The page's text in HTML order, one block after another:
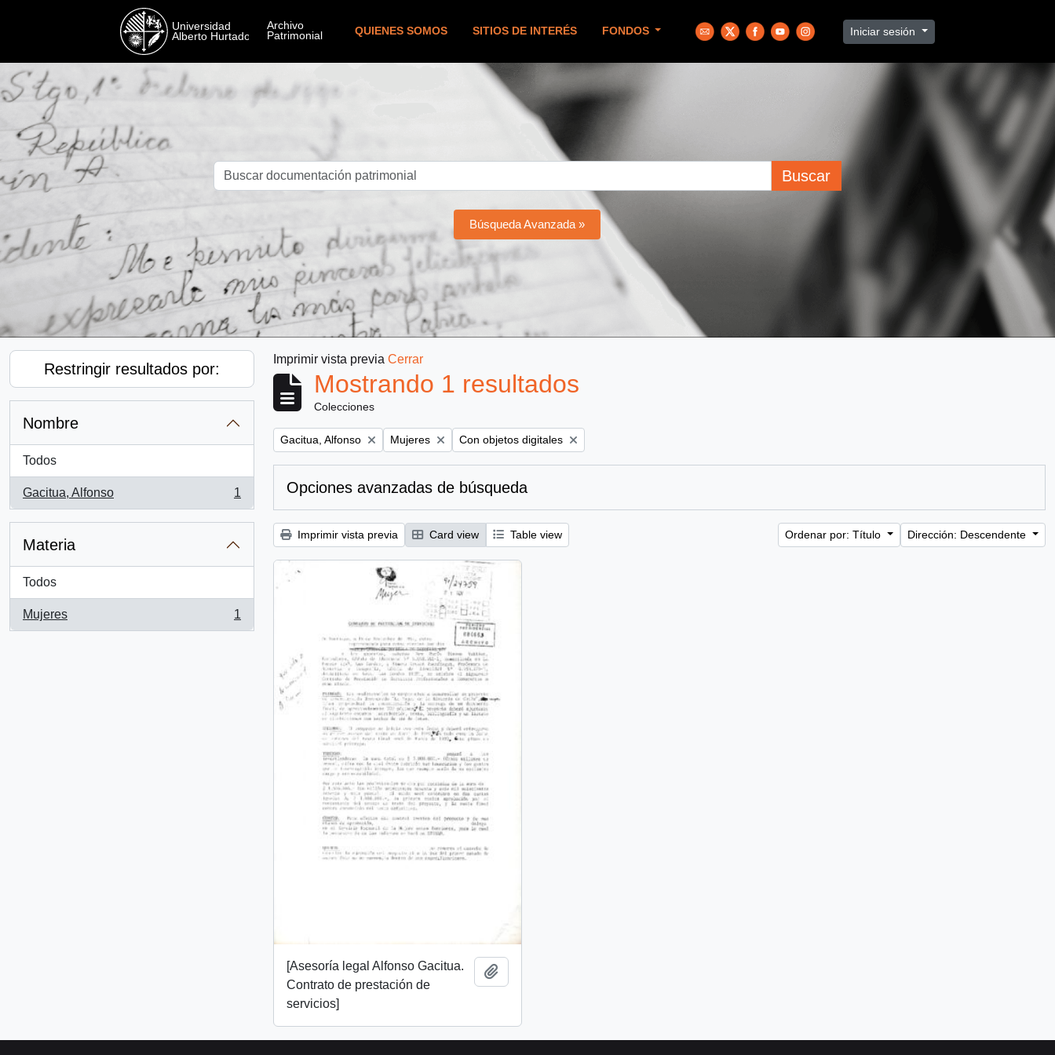
QUIENES SOMOS SITIOS DE INTERÉS FONDOS Iniciar sesión
Buscar
Búsqueda Avanzada »
Restringir resultados por:
Nombre
Todos
Gacitua, Alfonso
, 1 resultados
1
Materia
Todos
Mujeres
, 1 resultados
1
Imprimir vista previa Cerrar
Mostrando 1 resultados
Colecciones
Remove filter:
Gacitua, Alfonso Remove filter:
Mujeres Remove filter:
Con objetos digitales
Opciones avanzadas de búsqueda
Imprimir vista previa Card view Table view Ordenar por: Título Dirección: Descendente
[Asesoría legal Alfonso Gacitua.
Contrato de prestación de
servicios]